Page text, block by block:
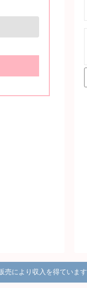
売により収入を得ています